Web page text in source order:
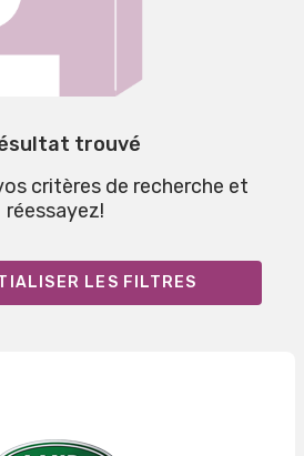
trouvé
critères de recherche et
réessayez!
LES FILTRES